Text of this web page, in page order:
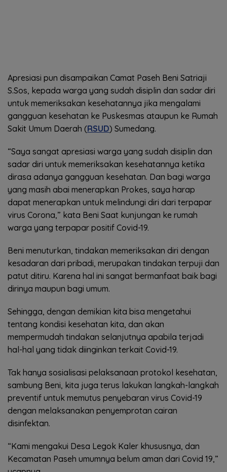
Apresiasi pun disampaikan Camat Paseh Beni Satriaji
S.Sos, kepada warga yang sudah disiplin dan sadar diri
untuk memeriksakan kesehatannya jika mengalami
gangguan kesehatan ke Puskesmas ataupun ke Rumah
Sakit Umum Daerah (RSUD) Sumedang.
“Saya sangat apresiasi warga yang sudah disiplin dan
sadar diri untuk memeriksakan kesehatannya ketika
dirasa adanya gangguan kesehatan. Dan bagi warga
yang masih abai menerapkan Prokes, saya harap
dapat menerapkan untuk melindungi diri dari terpapar
virus Corona,” kata Beni Saat kunjungan ke rumah
warga yang terpapar positif Covid-19.
Beni menuturkan, tindakan memeriksakan diri dengan
kesadaran dari pribadi, merupakan tindakan terpuji dan
patut ditiru. Karena hal ini sangat bermanfaat baik bagi
dirinya maupun bagi umum.
Sehingga, dengan demikian kita bisa mengetahui
tentang kondisi kesehatan kita, dan akan
mempermudah tindakan selanjutnya apabila terjadi
hal-hal yang tidak diinginkan terkait Covid-19.
Tak hanya sosialisasi pelaksanaan protokol kesehatan,
sambung Beni, kita juga terus lakukan langkah-langkah
preventif untuk memutus penyebaran virus Covid-19
dengan melaksanakan penyemprotan cairan
disinfektan.
“Kami mengakui Desa Legok Kaler khususnya, dan
Kecamatan Paseh umumnya belum aman dari Covid 19,”